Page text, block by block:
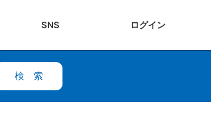
SNS ログイン
検索